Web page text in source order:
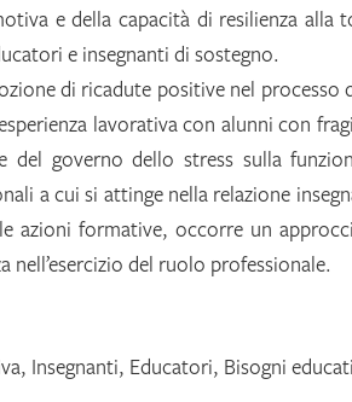
e della capacità di resilienza alla
e insegnanti di sostegno.
di ricadute positive nel processo
lavorativa con alunni con
e del governo dello stress sulla
a cui si attinge nella relazione
azioni formative, occorre un
nell’esercizio del ruolo professionale.
Insegnanti, Educatori, Bisogni